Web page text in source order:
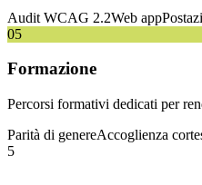
Audit WCAG 2.2Web app
05
Formazione
Percorsi formativi dedicati per
Parità di genereAccoglienza
5